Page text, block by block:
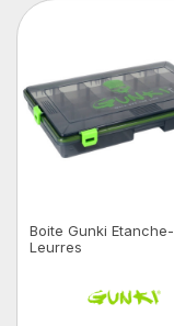
Boite Gunki Etanche-
Leurres